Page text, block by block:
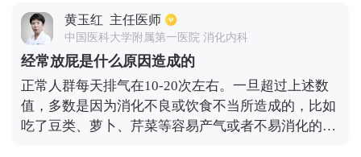
等。如果婴儿咳嗽带痰，主要是因为感冒。免疫力低
下后，痰液不能在肺部排出。这孩子会通过咳嗽把痰
从体内排出。如果你感冒了，你只需要一些感冒药。
如果有痰，你可以用一些药物来祛痰，这可以缓解儿
童咳嗽。
黄玉红 主任医师
中国医科大学附属第一医院 消化内科
经常放屁是什么原因造成的
正常人群每天排气在10-20次左右。一旦超过上述数
值，多数是因为消化不良或饮食不当所造成的，比如
吃了豆类、萝卜、芹菜等容易产气或者不易消化的食